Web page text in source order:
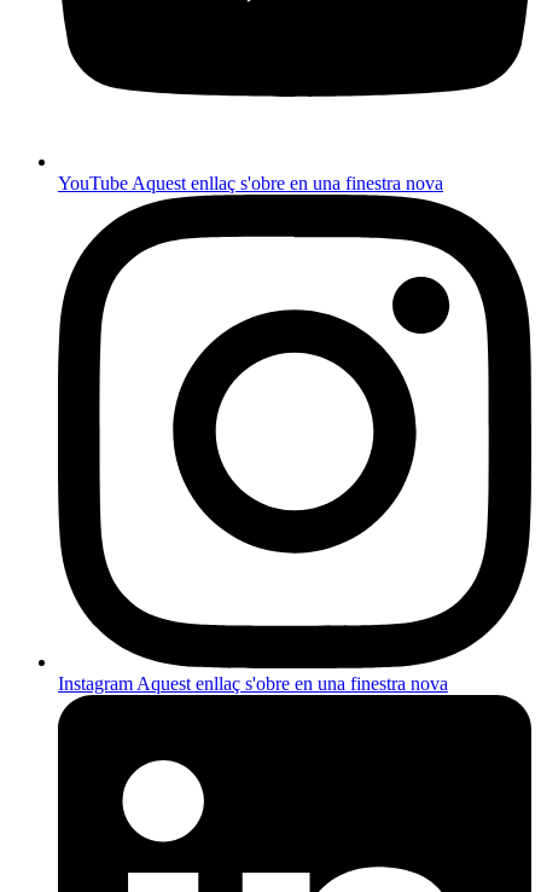
YouTube Aquest enllaç s'obre en una finestra nova
Instagram Aquest enllaç s'obre en una finestra nova